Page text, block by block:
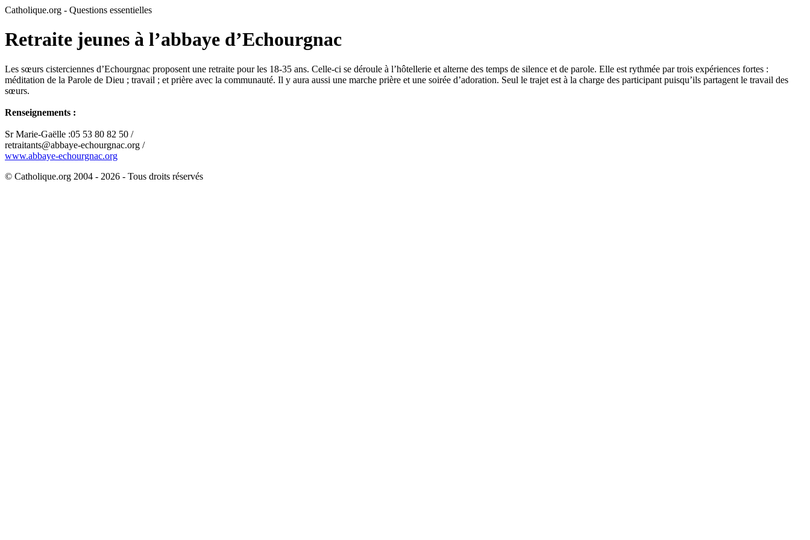
Catholique.org - Questions essentielles
Retraite jeunes à l’abbaye d’Echourgnac
Les sœurs cisterciennes d’Echourgnac proposent une retraite pour les 18-35 ans. Celle-ci se déroule à l’hôtellerie et alterne des temps de silence et de parole. Elle est rythmée par trois expériences fortes :
méditation de la Parole de Dieu ; travail ; et prière avec la communauté. Il y aura aussi une marche prière et une soirée d’adoration. Seul le trajet est à la charge des participant puisqu’ils partagent le travail des
sœurs.
Renseignements :
Sr Marie-Gaëlle :05 53 80 82 50 /
retraitants@abbaye-echourgnac.org /
www.abbaye-echourgnac.org
© Catholique.org 2004 - 2026 - Tous droits réservés